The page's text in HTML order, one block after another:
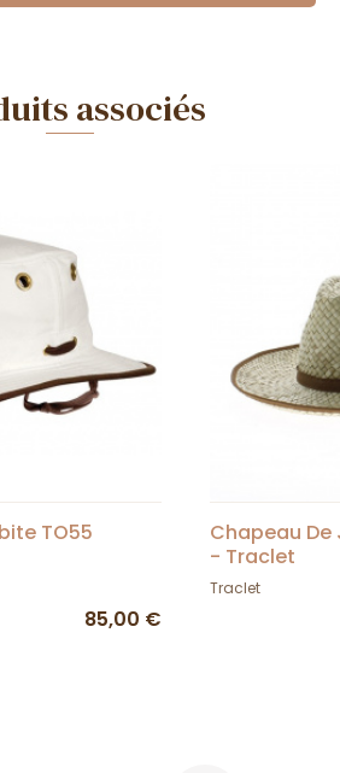
associés
TO55
85,00 €
Chapeau De
- Traclet
Traclet